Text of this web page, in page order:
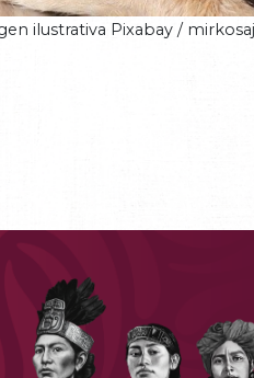
ilustrativa Pixabay /